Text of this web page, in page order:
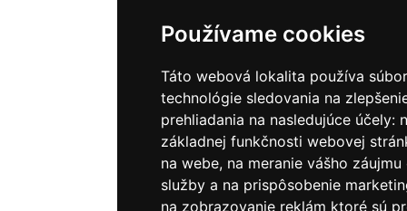
Používame cookies
Táto webová lokalita používa
technológie sledovania na
prehliadania na nasledujúce účely:
základnej funkčnosti webovej
na webe, na meranie vášho
služby a na prispôsobenie
na zobrazovanie reklám ktoré sú